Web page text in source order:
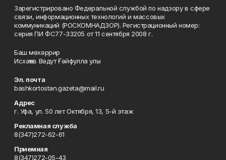
Зарегистрировано Федеральной службой по надзору в сфере
связи, информационных технологий и массовых
коммуникаций (РОСКОМНАДЗОР). Регистрационный номер:
серия ПИ ФС77-33205 от 11 сентября 2008 г.
Баш мөхәррир
Исхаҡов Вәдүт Ғәйфулла улы
Эл. почта
bashkortostan.gazeta@mail.ru
Адрес
г. Уфа, ул. 50 лет Октября, 13, 5-й этаж
Рекламная служба
8(347)272-62-61
Приемная
8(347)272-05-43